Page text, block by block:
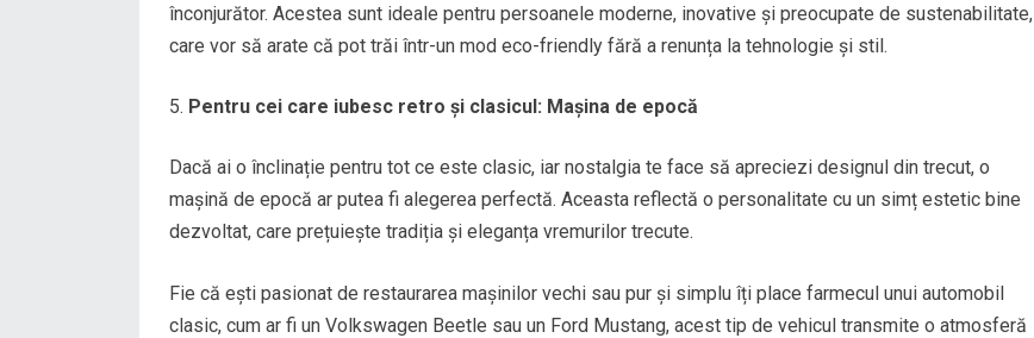
înconjurător. Acestea sunt ideale pentru persoanele moderne, inovative și preocupate de sustenabilitate,
care vor să arate că pot trăi într-un mod eco-friendly fără a renunța la tehnologie și stil.
Pentru cei care iubesc retro și clasicul: Mașina de epocă
Dacă ai o înclinație pentru tot ce este clasic, iar nostalgia te face să apreciezi designul din trecut, o
mașină de epocă ar putea fi alegerea perfectă. Aceasta reflectă o personalitate cu un simț estetic bine
dezvoltat, care prețuiește tradiția și eleganța vremurilor trecute.
Fie că ești pasionat de restaurarea mașinilor vechi sau pur și simplu îți place farmecul unui automobil
clasic, cum ar fi un Volkswagen Beetle sau un Ford Mustang, acest tip de vehicul transmite o atmosferă